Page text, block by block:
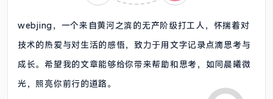
webjing，一个来自黄河之滨的无产阶级打工人，怀揣着对
技术的热爱与对生活的感悟，致力于用文字记录点滴思考与
成长。希望我的文章能够给你带来帮助和思考，如同晨曦微
光，照亮你前行的道路。